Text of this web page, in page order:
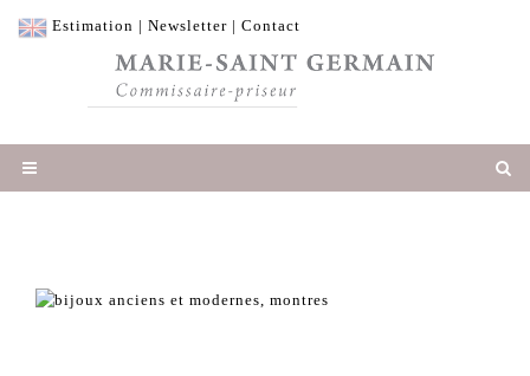
Estimation | Newsletter | Contact